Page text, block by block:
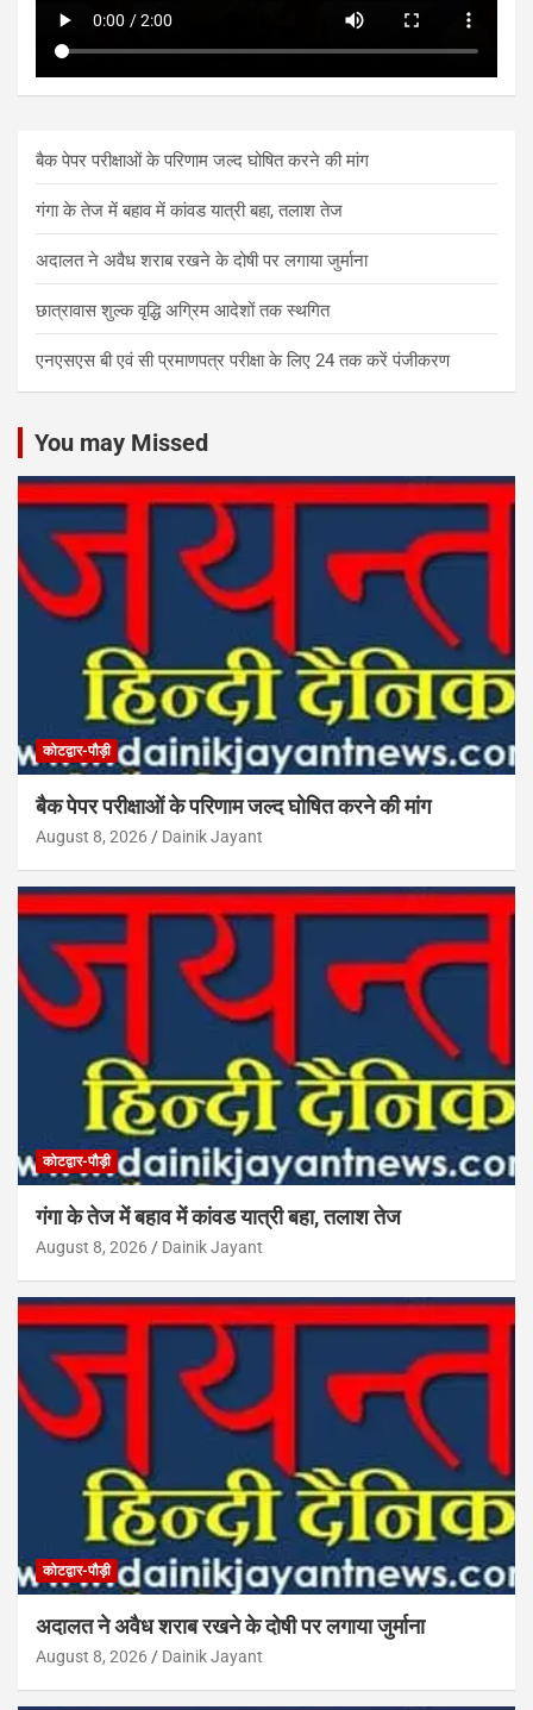
बैक पेपर परीक्षाओं के परिणाम जल्द घोषित करने की मांग
गंगा के तेज में बहाव में कांवड यात्री बहा, तलाश तेज
अदालत ने अवैध शराब रखने के दोषी पर लगाया जुर्माना
छात्रावास शुल्क वृद्धि अग्रिम आदेशों तक स्थगित
एनएसएस बी एवं सी प्रमाणपत्र परीक्षा के लिए 24 तक करें पंजीकरण
You may Missed
कोटद्वार-पौड़ी
बैक पेपर परीक्षाओं के परिणाम जल्द घोषित करने की मांग
August 8, 2026 Dainik Jayant
कोटद्वार-पौड़ी
गंगा के तेज में बहाव में कांवड यात्री बहा, तलाश तेज
August 8, 2026 Dainik Jayant
कोटद्वार-पौड़ी
अदालत ने अवैध शराब रखने के दोषी पर लगाया जुर्माना
August 8, 2026 Dainik Jayant